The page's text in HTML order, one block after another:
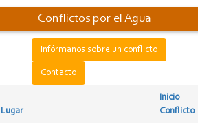
Conflictos por el Agua
Infórmanos sobre un conflicto
Contacto
Lugar
Inicio
Conflicto